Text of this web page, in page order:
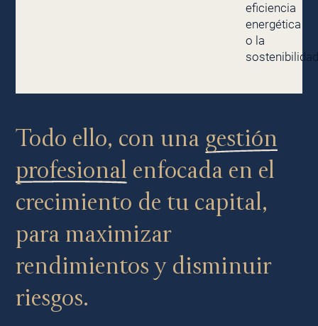
eficiencia
energética
o la
Todo ello, con una gestión
profesional enfocada en el
crecimiento de tu capital,
para maximizar
rendimientos y disminuir
riesgos.